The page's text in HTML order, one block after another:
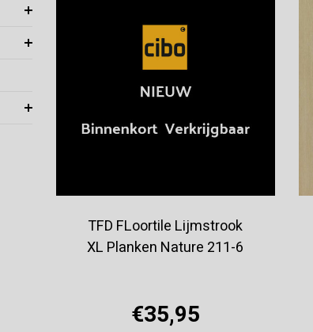
TFD FLoortile Lijmstrook
XL Planken Nature 211-6
€35,95